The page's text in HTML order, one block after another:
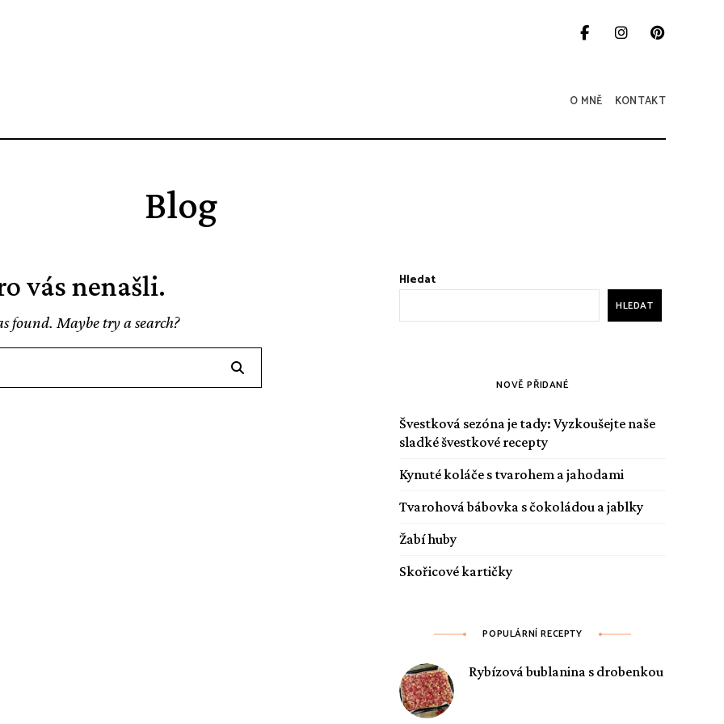
O MNĚ KONTAKT
Blog
vás nenašli.
found. Maybe try a search?
Search
Hledat
HLEDAT
NOVĚ PŘIDANÉ
Švestková sezóna je tady: Vyzkoušejte naše
sladké švestkové recepty
Kynuté koláče s tvarohem a jahodami
Tvarohová bábovka s čokoládou a jablky
Žabí huby
Skořicové kartičky
POPULÁRNÍ RECEPTY
Rybízová bublanina s drobenkou